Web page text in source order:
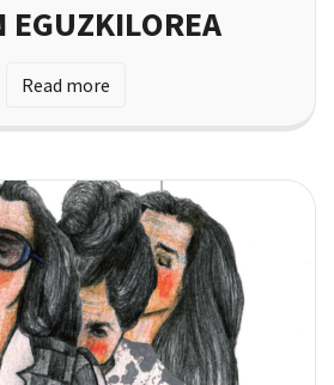
EGUZKILOREA
Read more